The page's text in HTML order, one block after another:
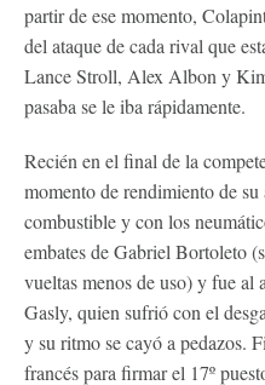
partir de ese momento,
del ataque de cada rival que
Lance Stroll, Alex Albon y
pasaba se le iba rápidamente.
Recién en el final de la
momento de rendimiento de
combustible y con los
embates de Gabriel Bortoleto
vueltas menos de uso) y fue al
Gasly, quien sufrió con el
y su ritmo se cayó a pedazos.
francés para firmar el 17º